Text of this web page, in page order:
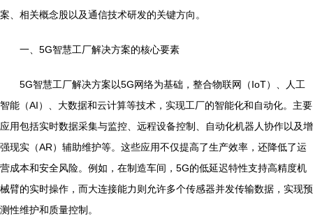
案、相关概念股以及通信技术研发的关键方向。
一、5G智慧工厂解决方案的核心要素
5G智慧工厂解决方案以5G网络为基础，整合物联网（IoT）、人工
智能（AI）、大数据和云计算等技术，实现工厂的智能化和自动化。主要
应用包括实时数据采集与监控、远程设备控制、自动化机器人协作以及增
强现实（AR）辅助维护等。这些应用不仅提高了生产效率，还降低了运
营成本和安全风险。例如，在制造车间，5G的低延迟特性支持高精度机
械臂的实时操作，而大连接能力则允许多个传感器并发传输数据，实现预
测性维护和质量控制。